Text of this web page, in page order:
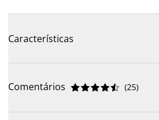
Características
Comentários 




 (25)